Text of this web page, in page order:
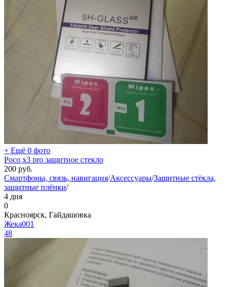
+ Ещё 0 фото
Poco x3 pro защитное стекло
200 руб.
Смартфоны, связь, навигация/Аксессуары/Защитные стёкла,
защитные плёнки/
4 дня
0
Красноярск, Гайдашовка
Жека001
48